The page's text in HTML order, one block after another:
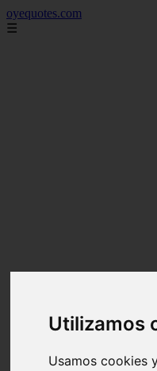
Utilizamos
Usamos cookies
oyequotes.com
☰